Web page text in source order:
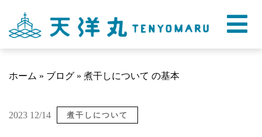
ホーム » ブログ » 煮干しについて の基本
2023 12/14 煮干しについて